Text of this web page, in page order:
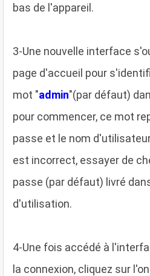
bas de l'appareil.
3-Une nouvelle interface
page d'accueil pour
mot "admin"(par défaut)
pour commencer, ce mot
passe et le nom
est incorrect, essayer de
passe (par défaut) livré
d'utilisation.
4-Une fois accédé à
la connexion, cliquez sur